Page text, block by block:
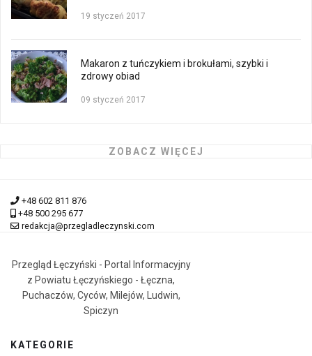
19 styczeń 2017
Makaron z tuńczykiem i brokułami, szybki i
zdrowy obiad
09 styczeń 2017
ZOBACZ WIĘCEJ
+48 602 811 876
+48 500 295 677
redakcja@przegladleczynski.com
Przegląd Łęczyński - Portal Informacyjny
z Powiatu Łęczyńskiego - Łęczna,
Puchaczów, Cyców, Milejów, Ludwin,
Spiczyn
KATEGORIE